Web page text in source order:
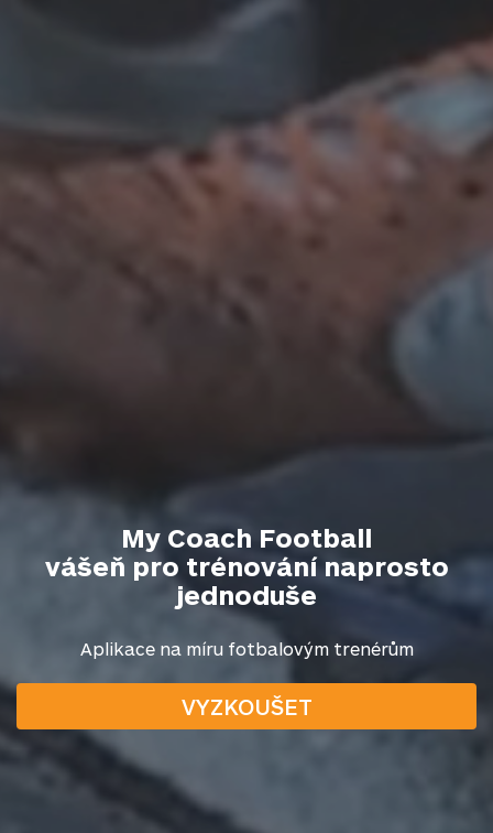
My Coach Football
vášeň pro trénování naprosto
jednoduše
Aplikace na míru fotbalovým trenérům
VYZKOUŠET